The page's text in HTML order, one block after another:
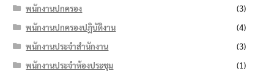
พนักงานปกครอง
(3)
พนักงานปกครองปฏิบัติงาน
(4)
พนักงานประจำสำนักงาน
(3)
พนักงานประจำห้องประชุม
(1)